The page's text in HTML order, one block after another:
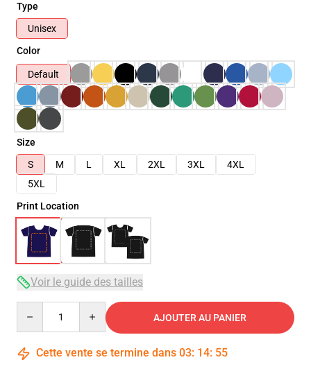
Type
Unisex
Color
Default
Size
S
M L XL 2XL 3XL
4XL
5XL
Print Location
Voir le guide des tailles
AJOUTER AU PANIER
Cette vente se termine dans 03: 14: 54